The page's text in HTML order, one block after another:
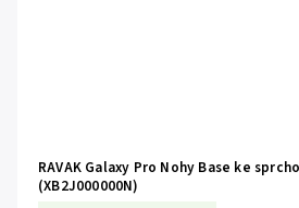
RAVAK Galaxy Pro Nohy Base ke
(XB2J000000N)